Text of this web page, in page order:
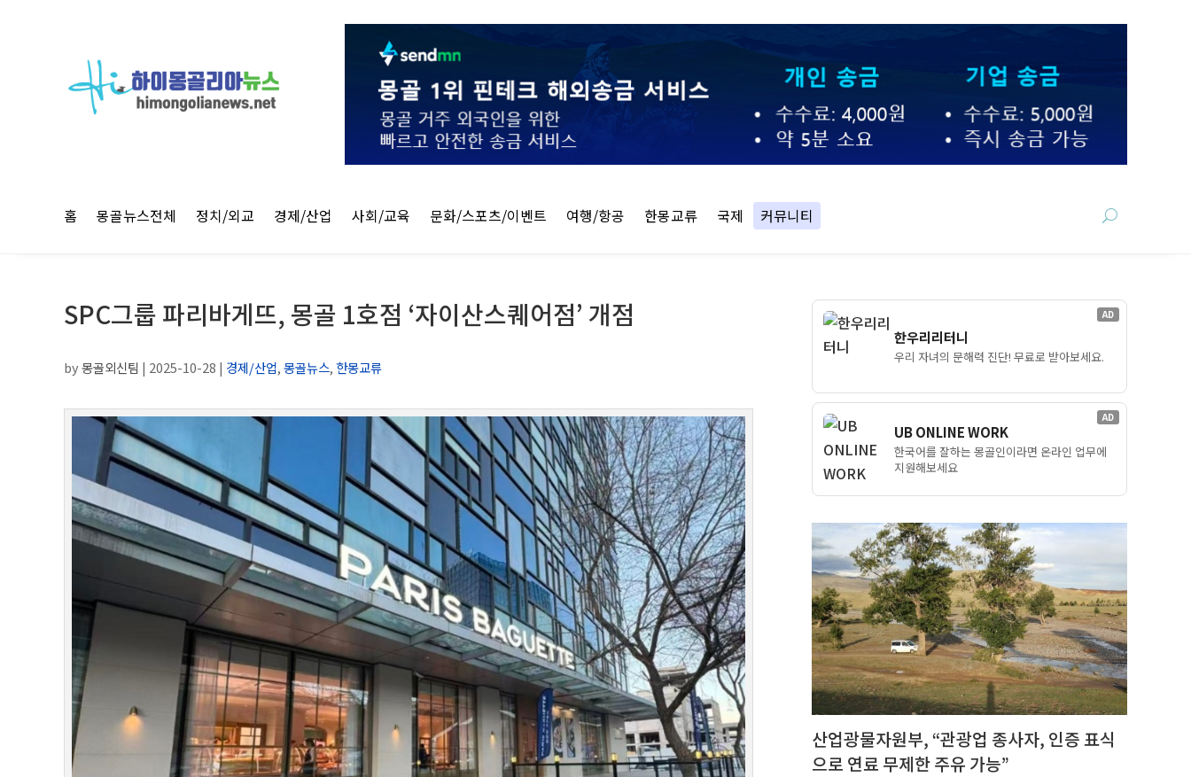
홈 몽골뉴스전체 정치/외교 경제/산업 사회/교육 문화/스포츠/이벤트 여행/항공 한몽교류 국제 커뮤니티
SPC그룹 파리바게뜨, 몽골 1호점 ‘자이산스퀘어점’ 개점
by몽골외신팀 | 2025-10-28 | 경제/산업,몽골뉴스,한몽교류
AD
한우리리터니
우리 자녀의 문해력 진단! 무료로 받아보세요.
AD
UB ONLINE WORK
한국어를 잘하는 몽골인이라면 온라인 업무에
지원해보세요
산업광물자원부, “관광업 종사자, 인증 표식
으로 연료 무제한 주유 가능”